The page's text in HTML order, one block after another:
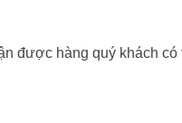
được hàng quý khách có